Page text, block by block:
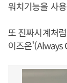
워치기능을 사
또 진짜시계처
이즈온'(Always